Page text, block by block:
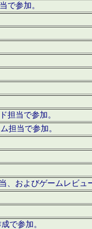
で参加。
担当で参加。
担当で参加。
、およびゲームレビュ
で参加。